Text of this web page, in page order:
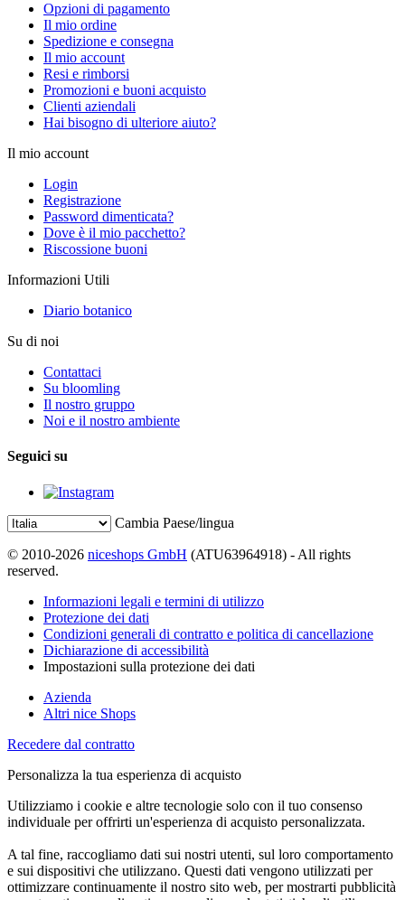
Opzioni di pagamento
Il mio ordine
Spedizione e consegna
Il mio account
Resi e rimborsi
Promozioni e buoni acquisto
Clienti aziendali
Hai bisogno di ulteriore aiuto?
Il mio account
Login
Registrazione
Password dimenticata?
Dove è il mio pacchetto?
Riscossione buoni
Informazioni Utili
Diario botanico
Su di noi
Contattaci
Su bloomling
Il nostro gruppo
Noi e il nostro ambiente
Seguici su
Cambia Paese/lingua
© 2010-2026 niceshops GmbH (ATU63964918) - All rights
reserved.
Informazioni legali e termini di utilizzo
Protezione dei dati
Condizioni generali di contratto e politica di cancellazione
Dichiarazione di accessibilità
Impostazioni sulla protezione dei dati
Azienda
Altri nice Shops
Recedere dal contratto
Personalizza la tua esperienza di acquisto
Utilizziamo i cookie e altre tecnologie solo con il tuo consenso
individuale per offrirti un'esperienza di acquisto personalizzata.
A tal fine, raccogliamo dati sui nostri utenti, sul loro comportamento
e sui dispositivi che utilizzano. Questi dati vengono utilizzati per
ottimizzare continuamente il nostro sito web, per mostrarti pubblicità